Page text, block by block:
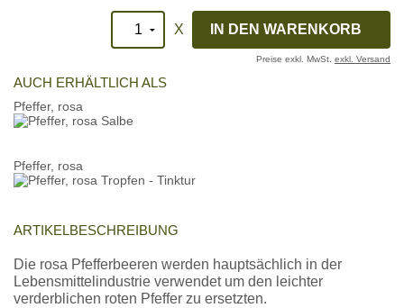
X
Preise exkl. MwSt. exkl. Versand
AUCH ERHÄLTLICH ALS
Pfeffer, rosa
Pfeffer, rosa
ARTIKELBESCHREIBUNG
Die rosa Pfefferbeeren werden hauptsächlich in der
Lebensmittelindustrie verwendet um den leichter
verderblichen roten Pfeffer zu ersetzten.